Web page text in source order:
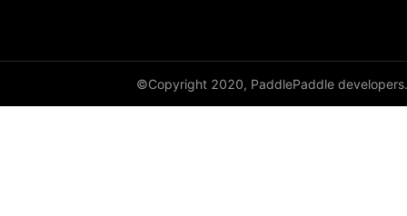
©Copyright 2020, PaddlePaddle developers.